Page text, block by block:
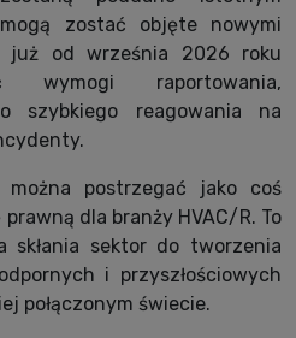
zostać objęte nowymi
już od września 2026 roku
wymogi raportowania,
szybkiego reagowania na
postrzegać jako coś
dla branży HVAC/R. To
skłania sektor do tworzenia
i przyszłościowych
połączonym świecie.